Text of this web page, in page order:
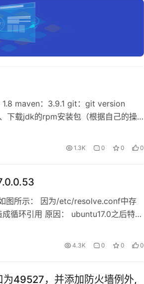
maven：3.9.1 git：git version
下载jdk的rpm安装包（根据自己的操
1.3K 0 0 0
图所示： 因为/etc/resolve.conf中存
循环引用 原因： ubuntu17.0之后特
解析就能恢复…
4.3K 0 0 0
49527，并添加防火墙例外,